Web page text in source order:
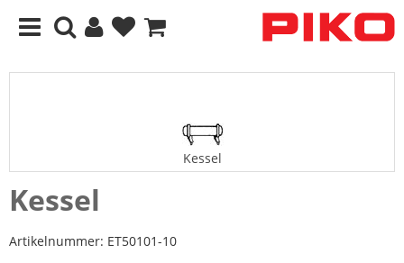
Kessel
Kessel
Artikelnummer: ET50101-10